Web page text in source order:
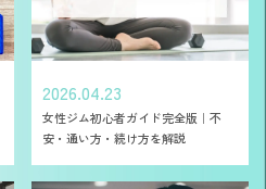
2026.04.23
女性ジム初心者ガイド完全版｜不
安・通い方・続け方を解説